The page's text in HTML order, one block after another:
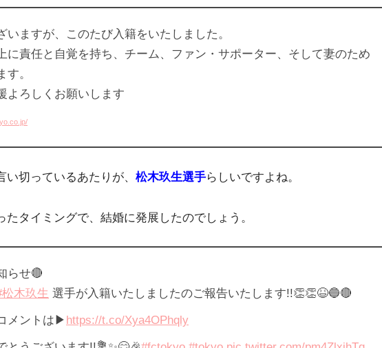
いますが、このたび入籍をいたしました。
に責任と自覚を持ち、チーム、ファン・サポーター、そして妻のため
す。
よろしくお願いします
い切っているあたりが、 松木玖生選手らしいですよね。
たタイミングで、結婚に発展したのでしょう。
らせ🔴
松木玖生 選手が入籍いたしましたのご報告いたします!!👏👏😆🔵🔴
メントは▶ https://t.co/Xya4OPhqly